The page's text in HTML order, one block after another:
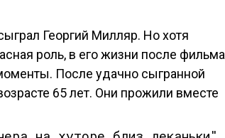
Георгий Милляр. Но хотя
роль, в его жизни после фильма
После удачно сыгранной
65 лет. Они прожили вместе